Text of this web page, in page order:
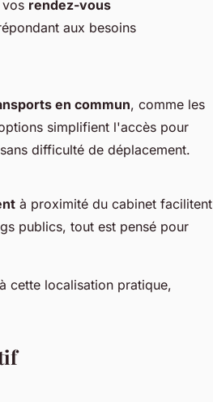
rendez-vous
aux besoins
en commun, comme les
simplifient l'accès pour
difficulté de déplacement.
à proximité du cabinet facilitent
publics, tout est pensé pour
cette localisation pratique,